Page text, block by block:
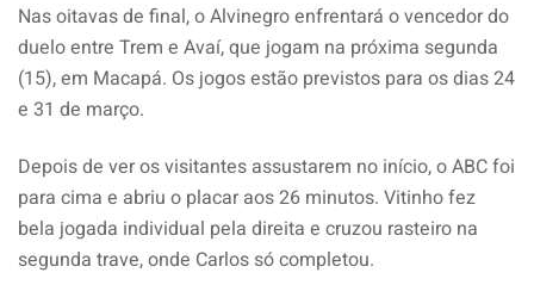
Nas oitavas de final, o Alvinegro enfrentará o vencedor do
duelo entre Trem e Avaí, que jogam na próxima segunda
(15), em Macapá. Os jogos estão previstos para os dias 24
e 31 de março.
Depois de ver os visitantes assustarem no início, o ABC foi
para cima e abriu o placar aos 26 minutos. Vitinho fez
bela jogada individual pela direita e cruzou rasteiro na
segunda trave, onde Carlos só completou.